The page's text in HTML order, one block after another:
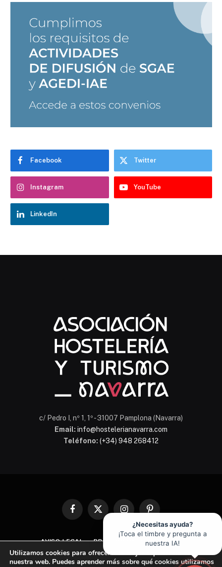
Facebook Twitter
Instagram YouTube
LinkedIn
¿Necesitas ayuda?
¡Toca el timbre y pregunta a
nuestra IA!
Chatbot Hostelería Navarra
En línea
c/ Pedro I, nº 1, 1º - 31007 Pamplona (Navarra)
Email: info@hostelerianavarra.com
Teléfono: (+34) 948 268412
Facebook
X
(Twitter)
InstagramPinterest
AVISO LEGAL PROTECCIÓN DE DATOS
POLÍTICA DE COOKIES
Utilizamos cookies para ofrecerte la mejor experiencia en
nuestra web. Puedes aprender más sobre qué cookies utilizamos